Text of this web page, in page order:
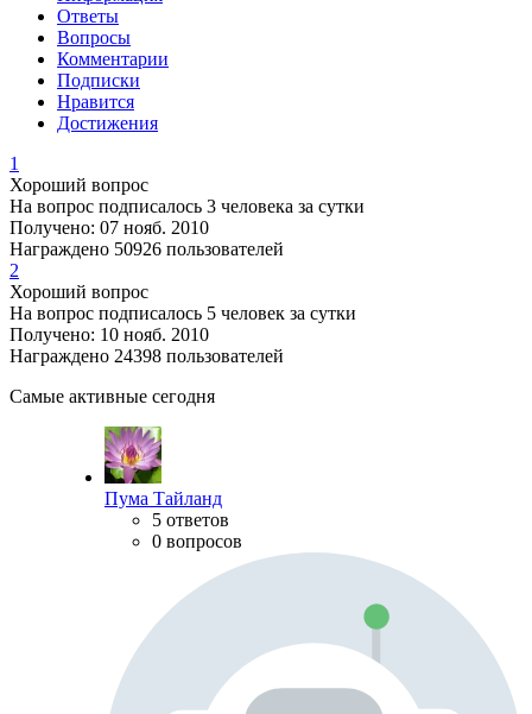
Ответы
Вопросы
Комментарии
Подписки
Нравится
Достижения
1
Хороший вопрос
На вопрос подписалось 3 человека за сутки
Получено: 07 нояб. 2010
Награждено 50926 пользователей
2
Хороший вопрос
На вопрос подписалось 5 человек за сутки
Получено: 10 нояб. 2010
Награждено 24398 пользователей
Самые активные сегодня
Пума Тайланд
5 ответов
0 вопросов